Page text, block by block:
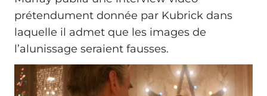
prétendument donnée par Kubrick dans
laquelle il admet que les images de
l’alunissage seraient fausses.